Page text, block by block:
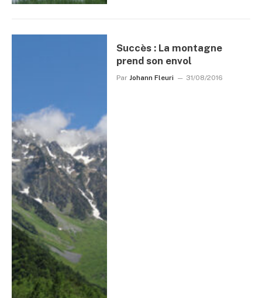
Succès : La montagne
prend son envol
Par Johann Fleuri 31/08/2016